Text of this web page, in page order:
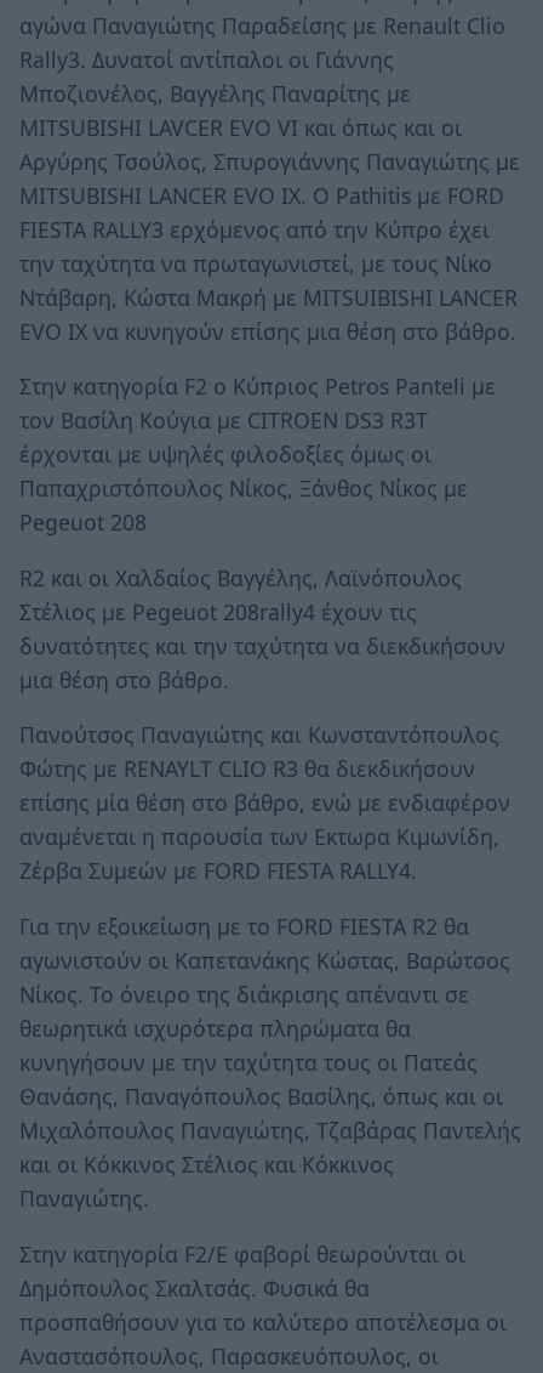
αγώνα Παναγιώτης Παραδείσης με Renault Clio
Rally3. Δυνατοί αντίπαλοι οι Γιάννης
Μποζιονέλος, Βαγγέλης Παναρίτης με
MITSUBISHI LAVCER EVO VI και όπως και οι
Αργύρης Τσούλος, Σπυρογιάννης Παναγιώτης με
MITSUBISHI LANCER EVO IX. Ο Pathitis με FORD
FIESTA RALLY3 ερχόμενος από την Κύπρο έχει
την ταχύτητα να πρωταγωνιστεί, με τους Νίκο
Ντάβαρη, Κώστα Μακρή με MITSUIBISHI LANCER
EVO IX να κυνηγούν επίσης μια θέση στο βάθρο.
Στην κατηγορία F2 o Κύπριος Petros Panteli με
τον Βασίλη Κούγια με CITROEN DS3 R3T
έρχονται με υψηλές φιλοδοξίες όμως οι
Παπαχριστόπουλος Νίκος, Ξάνθος Νίκος με
Pegeuot 208
R2 και οι Χαλδαίος Βαγγέλης, Λαϊνόπουλος
Στέλιος με Pegeuot 208rally4 έχουν τις
δυνατότητες και την ταχύτητα να διεκδικήσουν
μια θέση στο βάθρο.
Πανούτσος Παναγιώτης και Κωνσταντόπουλος
Φώτης με RENAYLT CLIO R3 θα διεκδικήσουν
επίσης μία θέση στο βάθρο, ενώ με ενδιαφέρον
αναμένεται η παρουσία των Εκτωρα Κιμωνίδη,
Ζέρβα Συμεών με FORD FIESTA RALLY4.
Για την εξοικείωση με το FORD FIESTA R2 θα
αγωνιστούν οι Καπετανάκης Κώστας, Βαρώτσος
Νίκος. Το όνειρο της διάκρισης απέναντι σε
θεωρητικά ισχυρότερα πληρώματα θα
κυνηγήσουν με την ταχύτητα τους οι Πατεάς
Θανάσης, Παναγόπουλος Βασίλης, όπως και οι
Μιχαλόπουλος Παναγιώτης, Τζαβάρας Παντελής
και οι Κόκκινος Στέλιος και Κόκκινος
Παναγιώτης.
Στην κατηγορία F2/E φαβορί θεωρούνται οι
Δημόπουλος Σκαλτσάς. Φυσικά θα
προσπαθήσουν για το καλύτερο αποτέλεσμα οι
Αναστασόπουλος, Παρασκευόπουλος, οι